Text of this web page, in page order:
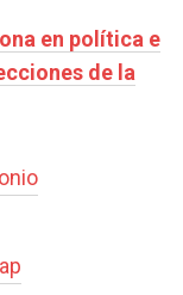
en política e
de la